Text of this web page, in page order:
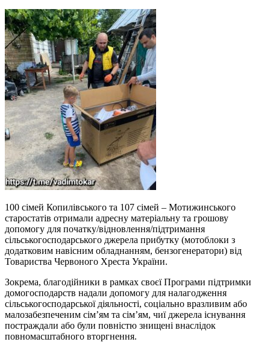
100 сімей Копилівського та 107 сімей – Мотижинського
старостатів отримали адресну матеріальну та грошову
допомогу для початку/відновлення/підтримання
сільськогосподарського джерела прибутку (мотоблоки з
додатковим навісним обладнанням, бензогенератори) від
Товариства Червоного Хреста України.
Зокрема, благодійники в рамках своєї Програми підтримки
домогосподарств надали допомогу для налагодження
сільськогосподарської діяльності, соціально вразливим або
малозабезпеченим сім’ям та сім’ям, чиї джерела існування
постраждали або були повністю знищені внаслідок
повномасштабного вторгнення.